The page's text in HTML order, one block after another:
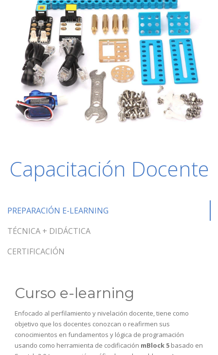
Capacitación Docente
PREPARACIÓN E-LEARNING
TÉCNICA + DIDÁCTICA
CERTIFICACIÓN
Curso e-learning
Enfocado al perfilamiento y nivelación docente, tiene como
objetivo que los docentes conozcan o reafirmen sus
conocimientos en fundamentos y lógica de programación
usando como herramienta de codificación mBlock 5 basado en